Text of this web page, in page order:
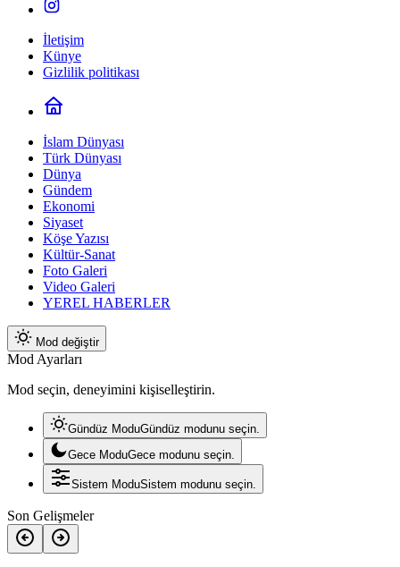
İletişim
Künye
Gizlilik politikası
İslam Dünyası
Türk Dünyası
Dünya
Gündem
Ekonomi
Siyaset
Köşe Yazısı
Kültür-Sanat
Foto Galeri
Video Galeri
YEREL HABERLER
Mod değiştir
Mod Ayarları
Mod seçin, deneyimini kişiselleştirin.
Gündüz ModuGündüz modunu seçin.
Gece ModuGece modunu seçin.
Sistem ModuSistem modunu seçin.
Son Gelişmeler